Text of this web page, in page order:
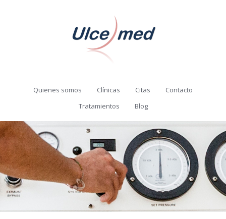
Quienes somos Clínicas Citas
Contacto
Tratamientos
Blog